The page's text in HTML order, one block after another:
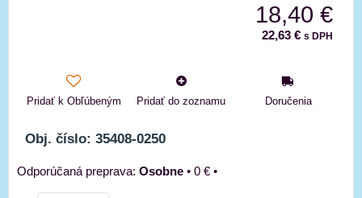
18,40 €
22,63 € s DPH
Pridať k Obľúbeným Pridať do zoznamu Doručenia
Obj. číslo: 35408-0250
Osobne • 0 € •